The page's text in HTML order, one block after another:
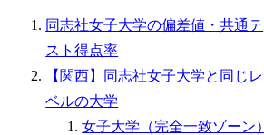
同志社女子大学の偏差値・共通テ
スト得点率
【関西】同志社女子大学と同じレ
ベルの大学
女子大学（完全一致ゾーン）